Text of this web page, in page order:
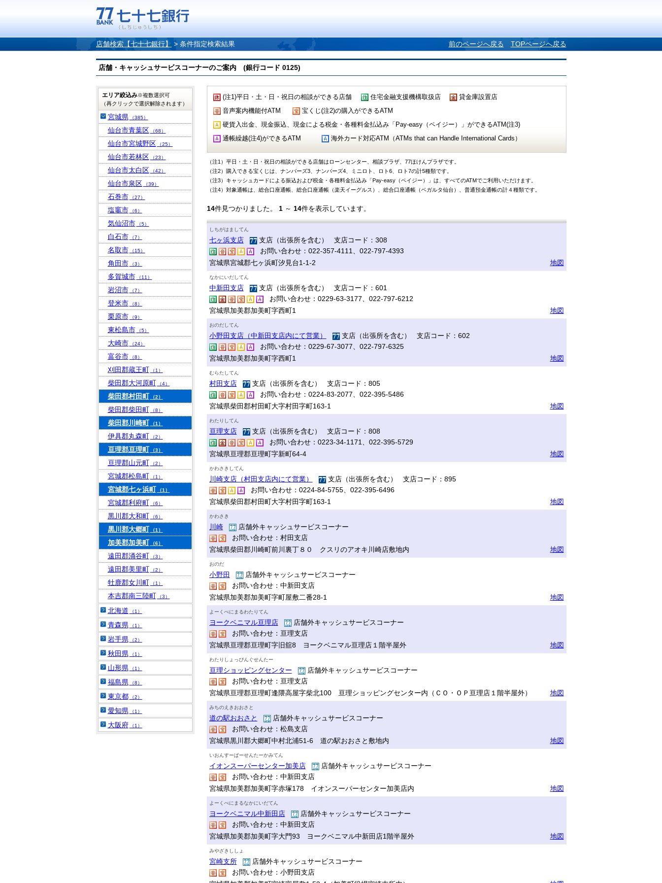
店舗検索【七十七銀行】 > 条件指定検索結果 前のページへ戻る TOPページへ戻る
店舗・キャッシュサービスコーナーのご案内 (銀行コード 0125)
(注1)平日・土・日・祝日の相談ができる店舗 住宅金融支援機構取扱店
貸金庫設置店
音声案内機能付ATM
宝くじ(注2)の購入ができるATM
硬貨入出金、現金振込、現金による税金・各種料金払込み「Pay-easy（ペイジー）」ができるATM(注3)
通帳繰越(注4)ができるATM
海外カード対応ATM（ATMs that can Handle International Cards）
（注1）平日・土・日・祝日の相談ができる店舗はローンセンター、相談プラザ、77ほけんプラザです。
（注2）購入できる宝くじは、ナンバーズ3、ナンバーズ4、ミニロト、ロト6、ロト7の計5種類です。
（注3）キャッシュカードによる振込および税金・各種料金払込み「Pay-easy（ペイジー）」は、すべてのATMでご利用いただけます。
（注4）対象通帳は、総合口座通帳、総合口座通帳（楽天イーグルス）、総合口座通帳（ベガルタ仙台）、普通預金通帳の計４種類です。
14件見つかりました。 1～ 14件を表示しています。
しちがはましてん
七ヶ浜支店
支店（出張所を含む） 支店コード：308
お問い合わせ：022-357-4111、022-797-4393
宮城県宮城郡七ヶ浜町汐見台1-1-2
地図
なかにいだしてん
中新田支店
支店（出張所を含む） 支店コード：601
お問い合わせ：0229-63-3177、022-797-6212
宮城県加美郡加美町字西町1
地図
おのだしてん
小野田支店（中新田支店内にて営業）
支店（出張所を含む） 支店コード：602
お問い合わせ：0229-67-3077、022-797-6325
宮城県加美郡加美町字西町1
地図
むらたしてん
村田支店
支店（出張所を含む） 支店コード：805
お問い合わせ：0224-83-2077、022-395-5486
宮城県柴田郡村田町大字村田字町163-1
地図
わたりしてん
亘理支店
支店（出張所を含む） 支店コード：808
お問い合わせ：0223-34-1171、022-395-5729
宮城県亘理郡亘理町字新町64-4
地図
かわさきしてん
川崎支店（村田支店内にて営業）
支店（出張所を含む） 支店コード：895
お問い合わせ：0224-84-5755、022-395-6496
宮城県柴田郡村田町大字村田字町163-1
地図
かわさき
川崎
店舗外キャッシュサービスコーナー
お問い合わせ：村田支店
宮城県柴田郡川崎町前川裏丁８０ クスリのアオキ川崎店敷地内
地図
おのだ
小野田
店舗外キャッシュサービスコーナー
お問い合わせ：中新田支店
宮城県加美郡加美町字町屋敷二番28-1
地図
よーくべにまるわたりてん
ヨークベニマル亘理店
店舗外キャッシュサービスコーナー
お問い合わせ：亘理支店
宮城県亘理郡亘理町字旧舘8 ヨークベニマル亘理店１階半屋外
地図
わたりしょっぴんぐせんたー
亘理ショッピングセンター
店舗外キャッシュサービスコーナー
お問い合わせ：亘理支店
宮城県亘理郡亘理町逢隈高屋字柴北100 亘理ショッピングセンター内（ＣＯ・ＯＰ亘理店１階半屋外）
地図
みちのえきおおさと
道の駅おおさと
店舗外キャッシュサービスコーナー
お問い合わせ：松島支店
宮城県黒川郡大郷町中村北浦51-6 道の駅おおさと敷地内
地図
いおんすーぱーせんたーかみてん
イオンスーパーセンター加美店
店舗外キャッシュサービスコーナー
お問い合わせ：中新田支店
宮城県加美郡加美町字赤塚178 イオンスーパーセンター加美店内
地図
よーくべにまるなかにいだてん
ヨークベニマル中新田店
店舗外キャッシュサービスコーナー
お問い合わせ：中新田支店
宮城県加美郡加美町字大門93 ヨークベニマル中新田店1階半屋外
地図
みやざきししょ
宮崎支所
店舗外キャッシュサービスコーナー
お問い合わせ：小野田支店
エリア絞込み※複数選択可
（再クリックで選択解除されます）
宮城県 （385）
仙台市青葉区 （68）
仙台市宮城野区 （25）
仙台市若林区 （23）
仙台市太白区 （42）
仙台市泉区 （39）
石巻市 （27）
塩竈市 （6）
気仙沼市 （5）
白石市 （7）
名取市 （15）
角田市 （3）
多賀城市 （11）
岩沼市 （7）
登米市 （8）
栗原市 （9）
東松島市 （5）
大崎市 （24）
富谷市 （8）
刈田郡蔵王町 （1）
柴田郡大河原町 （4）
柴田郡村田町 （2）
柴田郡柴田町 （8）
柴田郡川崎町 （1）
伊具郡丸森町 （2）
亘理郡亘理町 （3）
亘理郡山元町 （2）
宮城郡松島町 （1）
宮城郡七ヶ浜町 （1）
宮城郡利府町 （6）
黒川郡大和町 （6）
黒川郡大郷町 （1）
加美郡加美町 （6）
遠田郡涌谷町 （3）
遠田郡美里町 （2）
牡鹿郡女川町 （1）
本吉郡南三陸町 （3）
北海道 （1）
青森県 （1）
岩手県 （2）
秋田県 （1）
山形県 （1）
福島県 （8）
東京都 （2）
愛知県 （1）
大阪府 （1）